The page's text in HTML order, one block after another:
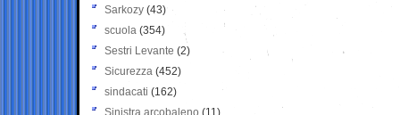
Sarkozy (43)
scuola (354)
Sestri Levante (2)
Sicurezza (452)
sindacati (162)
Sinistra arcobaleno (11)